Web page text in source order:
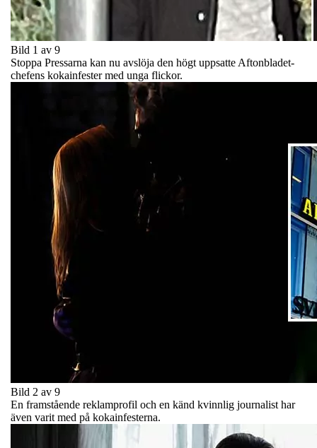
Bild 1 av 9
Stoppa Pressarna kan nu avslöja den högt uppsatte Aftonbladet-
chefens kokainfester med unga flickor.
Bild 2 av 9
En framstående reklamprofil och en känd kvinnlig journalist har
även varit med på kokainfesterna.